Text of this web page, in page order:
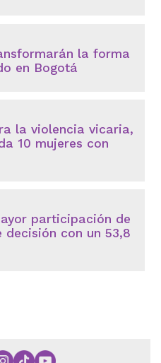
la forma
en Bogotá
la violencia vicaria,
10 mujeres con
participación de
decisión con un 53,8